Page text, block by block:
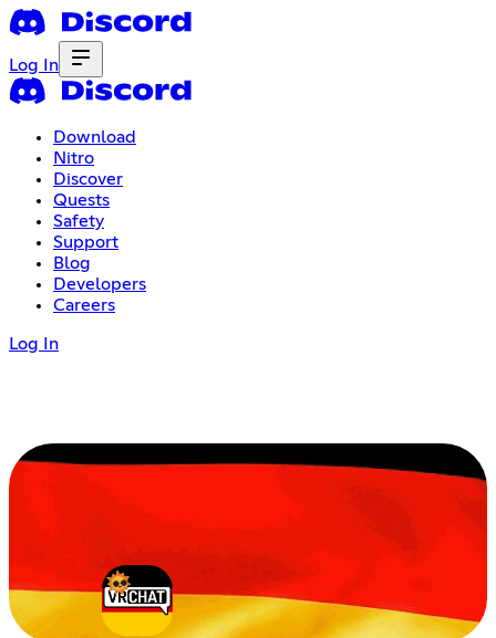
Log In
Download
Nitro
Discover
Quests
Safety
Support
Blog
Developers
Careers
Log In